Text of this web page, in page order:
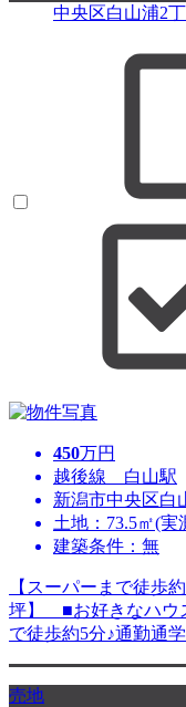
中央区白山浦2
450万円
越後線 白山駅
新潟市中央区白
土地：73.5㎡(実
建築条件：無
【スーパーまで徒歩
坪】 ■お好きなハウ
で徒歩約5分♪通勤通
売地